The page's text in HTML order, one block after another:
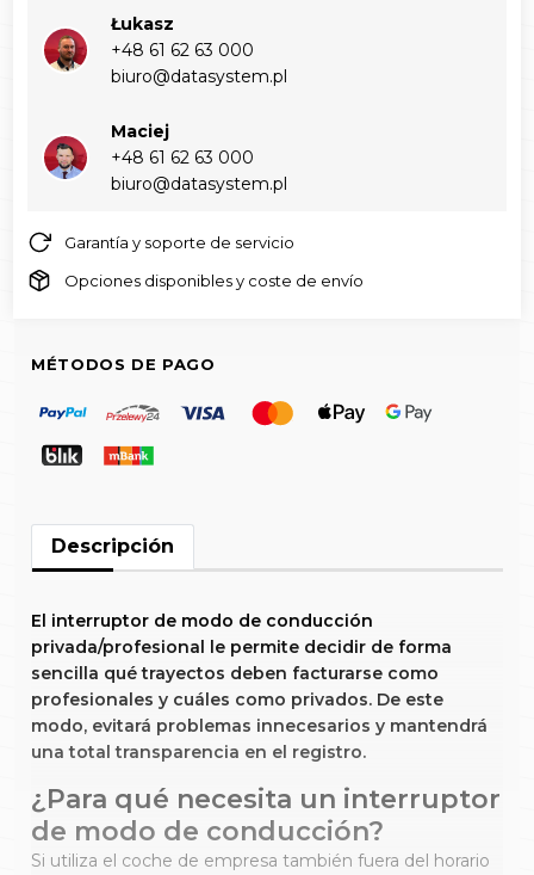
Łukasz
+48 61 62 63 000‬
biuro@datasystem.pl
Maciej
+48 61 62 63 000‬
biuro@datasystem.pl
Garantía y soporte de servicio
Opciones disponibles y coste de envío
MÉTODOS DE PAGO
Descripción
El interruptor de modo de conducción
privada/profesional le permite decidir de forma
sencilla qué trayectos deben facturarse como
profesionales y cuáles como privados. De este
modo, evitará problemas innecesarios y mantendrá
una total transparencia en el registro.
¿Para qué necesita un interruptor
de modo de conducción?
Si utiliza el coche de empresa también fuera del horario